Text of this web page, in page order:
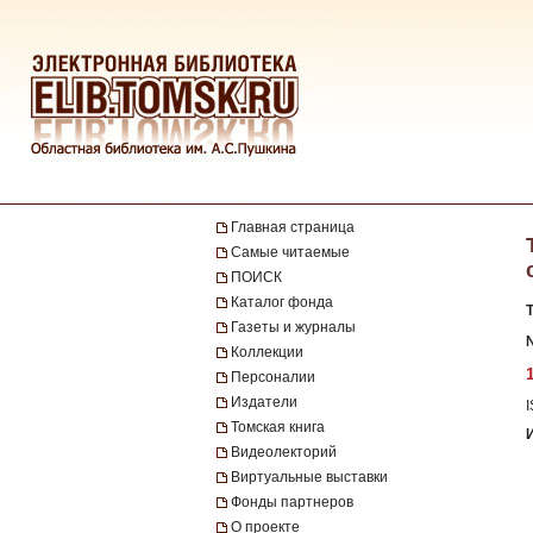
Главная страница
Самые читаемые
ПОИСК
Каталог фонда
Газеты и журналы
Коллекции
Персоналии
Издатели
Томская книга
Видеолекторий
Виртуальные выставки
Фонды партнеров
О проекте